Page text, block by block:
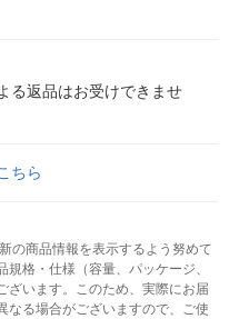
る返品はお受けできませ
ちら
の商品情報を表示するよう努めて
格・仕様（容量、パッケージ、
ざいます。このため、実際にお届
なる場合がございますので、ご使